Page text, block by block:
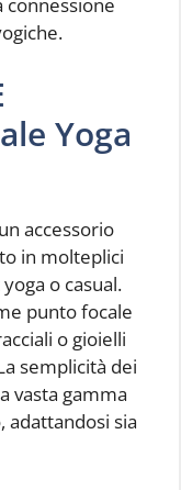
connessione
Yoga
accessorio
in molteplici
o casual.
punto focale
o gioielli
semplicità dei
vasta gamma
adattandosi sia